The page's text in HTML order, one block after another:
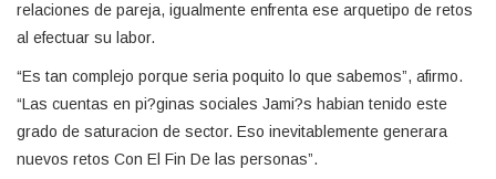
relaciones de pareja, igualmente enfrenta ese arquetipo de retos
al efectuar su labor.
“Es tan complejo porque seri­a poquito lo que sabemos”, afirmo.
“Las cuentas en pi?ginas sociales Jami?s habian tenido este
grado de saturacion de sector. Eso inevitablemente generara
nuevos retos Con El Fin De las personas”.